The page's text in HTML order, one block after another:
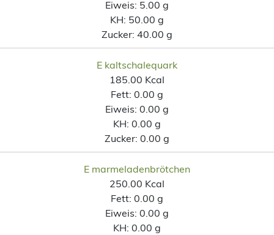
Eiweis: 5.00 g
KH: 50.00 g
Zucker: 40.00 g
E kaltschalequark
185.00 Kcal
Fett: 0.00 g
Eiweis: 0.00 g
KH: 0.00 g
Zucker: 0.00 g
E marmeladenbrötchen
250.00 Kcal
Fett: 0.00 g
Eiweis: 0.00 g
KH: 0.00 g